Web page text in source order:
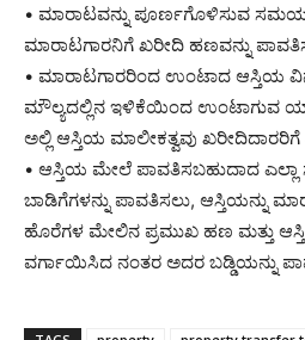
• ಮಾರಾಟವನ್ನು ಪೂರ್ಣಗೊಳಿಸುವ
ಮಾರಾಟಗಾರನಿಗೆ ಖರೀದಿ ಹಣವನ್ನು
• ಮಾರಾಟಗಾರರಿಂದ ಉಂಟಾದ ಆಸ್ತಿಯ
ಮೌಲ್ಯದಲ್ಲಿನ ಇಳಿಕೆಯಿಂದ ಉಂಟಾಗುವ
ಅಲ್ಲಿ ಆಸ್ತಿಯ ಮಾಲೀಕತ್ವವು
• ಆಸ್ತಿಯ ಮೇಲೆ ಪಾವತಿಸಬಹುದಾದ ಎಲ್ಲಾ
ಬಾಡಿಗೆಗಳನ್ನು ಪಾವತಿಸಲು, ಆಸ್ತಿಯನ್ನು
ಹೊರೆಗಳ ಮೇಲಿನ ಪ್ರಮುಖ ಹಣ ಮತ್ತು
ವರ್ಗಾಯಿಸಿದ ನಂತರ ಅದರ ಬಡ್ಡಿಯನ್ನು